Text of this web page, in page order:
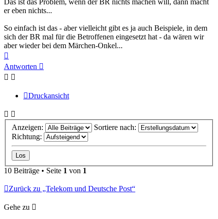
Das ist das Problem, wenn der BR nichts machen will, dann macht
er eben nichts...
So einfach ist das - aber vielleicht gibt es ja auch Beispiele, in dem
sich der BR mal für die Betroffenen eingesetzt hat - da wären wir
aber wieder bei dem Märchen-Onkel...
oben
Antworten
Druckansicht
Anzeigen:
Sortiere nach:
Richtung:
10 Beiträge • Seite 1 von 1
Zurück zu „Telekom und Deutsche Post“
Gehe zu